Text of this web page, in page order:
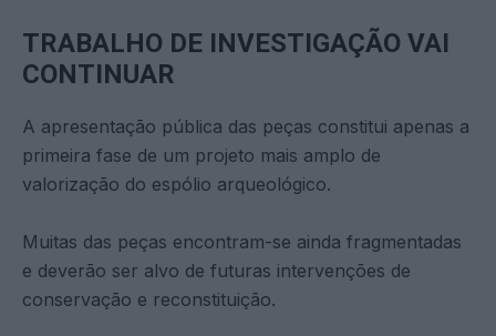
TRABALHO DE INVESTIGAÇÃO VAI
CONTINUAR
A apresentação pública das peças constitui apenas a
primeira fase de um projeto mais amplo de
valorização do espólio arqueológico.
Muitas das peças encontram-se ainda fragmentadas
e deverão ser alvo de futuras intervenções de
conservação e reconstituição.